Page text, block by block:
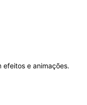
efeitos e animações.